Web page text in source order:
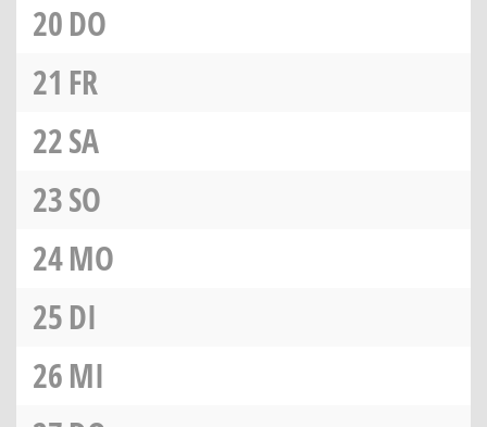
20DO
21 FR
22SA
23SO
24MO
25DI
26MI